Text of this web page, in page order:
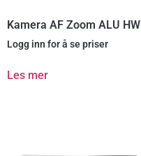
Kamera AF Zoom ALU HW
Logg inn for å se priser
Les mer